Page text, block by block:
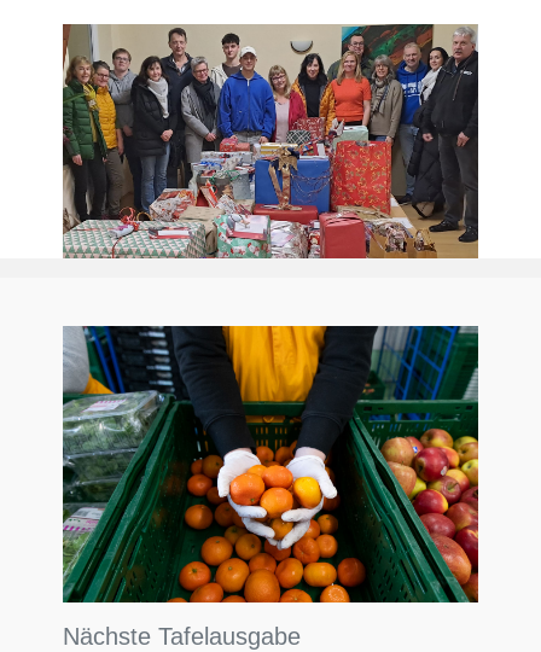
Nächste Tafelausgabe